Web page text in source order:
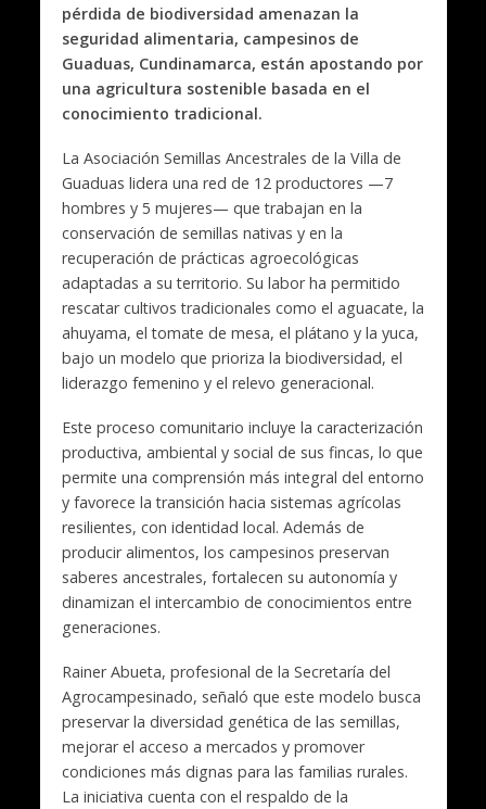
pérdida de biodiversidad amenazan la
seguridad alimentaria, campesinos de
Guaduas, Cundinamarca, están apostando por
una agricultura sostenible basada en el
conocimiento tradicional.
La Asociación Semillas Ancestrales de la Villa de
Guaduas lidera una red de 12 productores —7
hombres y 5 mujeres— que trabajan en la
conservación de semillas nativas y en la
recuperación de prácticas agroecológicas
adaptadas a su territorio. Su labor ha permitido
rescatar cultivos tradicionales como el aguacate, la
ahuyama, el tomate de mesa, el plátano y la yuca,
bajo un modelo que prioriza la biodiversidad, el
liderazgo femenino y el relevo generacional.
Este proceso comunitario incluye la caracterización
productiva, ambiental y social de sus fincas, lo que
permite una comprensión más integral del entorno
y favorece la transición hacia sistemas agrícolas
resilientes, con identidad local. Además de
producir alimentos, los campesinos preservan
saberes ancestrales, fortalecen su autonomía y
dinamizan el intercambio de conocimientos entre
generaciones.
Rainer Abueta, profesional de la Secretaría del
Agrocampesinado, señaló que este modelo busca
preservar la diversidad genética de las semillas,
mejorar el acceso a mercados y promover
condiciones más dignas para las familias rurales.
La iniciativa cuenta con el respaldo de la